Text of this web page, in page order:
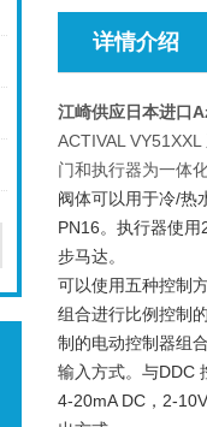
详情介绍
江崎供应日本进口
ACTIVAL
门和执行器为一体化
阀体可以用于冷/热
PN16。执行器使用
步马达。
可以使用五种控制
组合进行比例控制
制的电动控制器组
输入方式。与DDC
4-20mA DC，2-